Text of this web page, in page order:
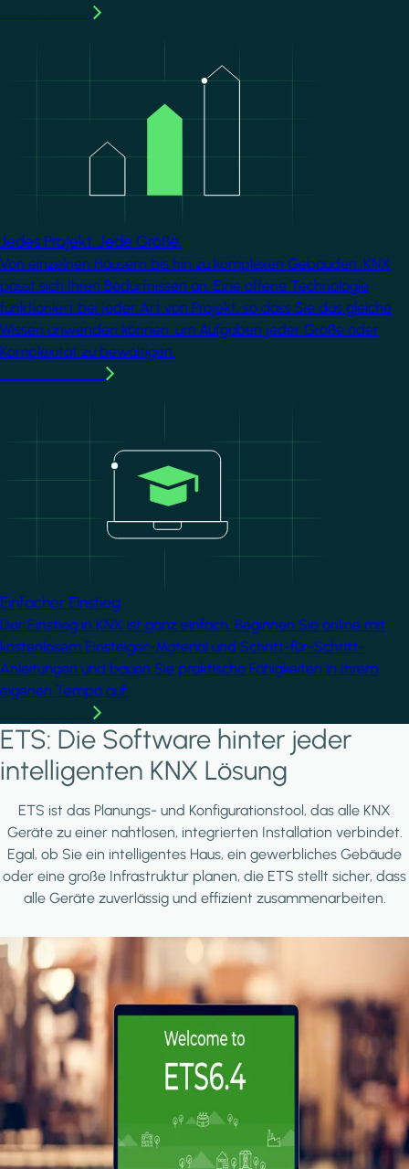
Jedes Projekt. Jede Größe.
Von einzelnen Häusern bis hin zu komplexen Gebäuden, KNX
passt sich Ihren Bedürfnissen an. Eine offene Technologie
funktioniert bei jeder Art von Projekt, so dass Sie das gleiche
Wissen anwenden können, um Aufgaben jeder Größe oder
Komplexität zu bewältigen.
Einfacher Einstieg
Der Einstieg in KNX ist ganz einfach. Beginnen Sie online mit
kostenlosem Einsteiger-Material und Schritt-für-Schritt-
Anleitungen und bauen Sie praktische Fähigkeiten in Ihrem
eigenen Tempo auf.
ETS: Die Software hinter jeder
intelligenten KNX Lösung
ETS ist das Planungs- und Konfigurationstool, das alle KNX
Geräte zu einer nahtlosen, integrierten Installation verbindet.
Egal, ob Sie ein intelligentes Haus, ein gewerbliches Gebäude
oder eine große Infrastruktur planen, die ETS stellt sicher, dass
alle Geräte zuverlässig und effizient zusammenarbeiten.
Image